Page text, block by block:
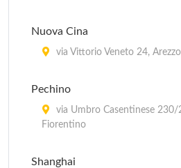
Nuova Cina
via Vittorio Veneto 24, Arezzo
Pechino
via Umbro Casentinese 230/
Fiorentino
Shanghai